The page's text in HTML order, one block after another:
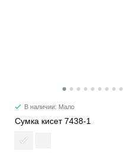
В наличии: Мало
Сумка кисет 7438-1